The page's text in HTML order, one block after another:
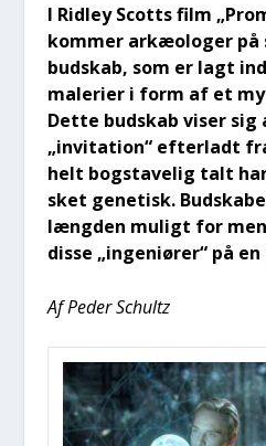
I Rid­ley Scotts film
kom­mer arkæ­o­lo­ger
bud­skab, som er lagt
ma­le­ri­er i form af et
Det­te bud­skab viser
„invi­ta­tion“ efter­ladt
helt bog­sta­ve­lig talt
sket gene­tisk.
læng­den muligt for
dis­se „inge­ni­ø­rer“ på
Af Peder Schultz